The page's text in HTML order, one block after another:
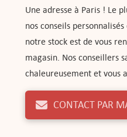
Une adresse à Paris ! Le
nos conseils
notre stock est de vous
magasin. Nos conseillers
chaleureusement et vous
CONTACT PAR